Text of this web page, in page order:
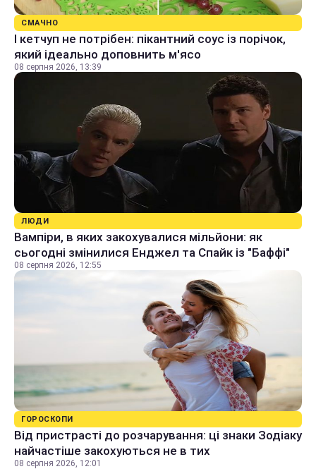
СМАЧНО
І кетчуп не потрібен: пікантний соус із порічок,
який ідеально доповнить м'ясо
08 серпня 2026, 13:39
ЛЮДИ
Вампіри, в яких закохувалися мільйони: як
сьогодні змінилися Енджел та Спайк із "Баффі"
08 серпня 2026, 12:55
ГОРОСКОПИ
Від пристрасті до розчарування: ці знаки Зодіаку
найчастіше закохуються не в тих
08 серпня 2026, 12:01